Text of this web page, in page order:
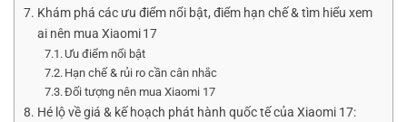
Khám phá các ưu điểm nổi bật, điểm hạn chế & tìm hiểu xem
ai nên mua Xiaomi 17
Ưu điểm nổi bật
Hạn chế & rủi ro cần cân nhắc
Đối tượng nên mua Xiaomi 17
Hé lộ về giá & kế hoạch phát hành quốc tế của Xiaomi 17: